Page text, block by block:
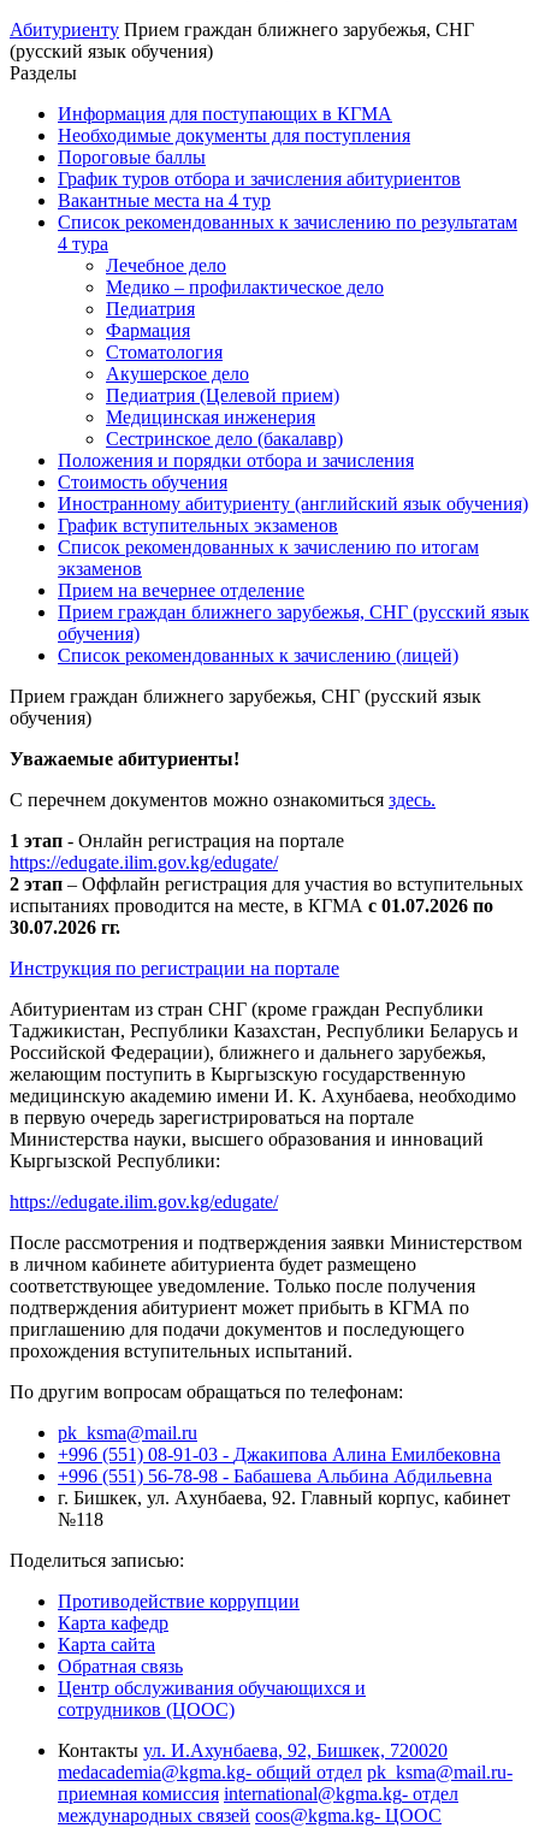
Абитуриенту Прием граждан ближнего зарубежья, СНГ
(русский язык обучения)
Разделы
Информация для поступающих в КГМА
Необходимые документы для поступления
Пороговые баллы
График туров отбора и зачисления абитуриентов
Вакантные места на 4 тур
Список рекомендованных к зачислению по результатам
4 тура
Лечебное дело
Медико – профилактическое дело
Педиатрия
Фармация
Стоматология
Акушерское дело
Педиатрия (Целевой прием)
Медицинская инженерия
Сестринское дело (бакалавр)
Положения и порядки отбора и зачисления
Стоимость обучения
Иностранному абитуриенту (английский язык обучения)
График вступительных экзаменов
Список рекомендованных к зачислению по итогам
экзаменов
Прием на вечернее отделение
Прием граждан ближнего зарубежья, СНГ (русский язык
обучения)
Список рекомендованных к зачислению (лицей)
Прием граждан ближнего зарубежья, СНГ (русский язык
обучения)
Уважаемые абитуриенты!
С перечнем документов можно ознакомиться здесь.
1 этап - Онлайн регистрация на портале
https://edugate.ilim.gov.kg/edugate/
2 этап – Оффлайн регистрация для участия во вступительных
испытаниях проводится на месте, в КГМА с 01.07.2026 по
30.07.2026 гг.
Инструкция по регистрации на портале
Абитуриентам из стран СНГ (кроме граждан Республики
Таджикистан, Республики Казахстан, Республики Беларусь и
Российской Федерации), ближнего и дальнего зарубежья,
желающим поступить в Кыргызскую государственную
медицинскую академию имени И. К. Ахунбаева, необходимо
в первую очередь зарегистрироваться на портале
Министерства науки, высшего образования и инноваций
Кыргызской Республики:
https://edugate.ilim.gov.kg/edugate/
После рассмотрения и подтверждения заявки Министерством
в личном кабинете абитуриента будет размещено
соответствующее уведомление. Только после получения
подтверждения абитуриент может прибыть в КГМА по
приглашению для подачи документов и последующего
прохождения вступительных испытаний.
По другим вопросам обращаться по телефонам:
pk_ksma@mail.ru
+996 (551) 08-91-03 - Джакипова Алина Емилбековна
+996 (551) 56-78-98 - Бабашева Альбина Абдильевна
г. Бишкек, ул. Ахунбаева, 92. Главный корпус, кабинет
№118
Поделиться записью:
Противодействие коррупции
Карта кафедр
Карта сайта
Обратная связь
Центр обслуживания обучающихся и
сотрудников (ЦООС)
Контакты ул. И.Ахунбаева, 92, Бишкек, 720020
medacademia@kgma.kg- общий отдел pk_ksma@mail.ru-
приемная комиссия international@kgma.kg- отдел
международных связей coos@kgma.kg- ЦООС